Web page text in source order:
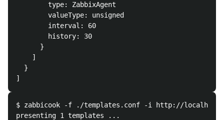
        type: ZabbixAgent
        valueType: unsigned
        interval: 60
        history: 30
      }
    ]
  }
$ zabbicook -f ./templates.conf -i http://
presenting 1 templates ...